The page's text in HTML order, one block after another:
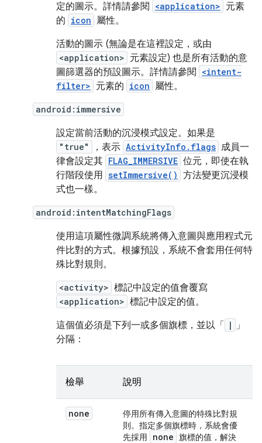
定的圖示。詳情請參閱
<application> 元素
的 icon 屬性。
活動的圖示 (無論是在這裡設定，或由
<application> 元素設定) 也是所有活動的意
圖篩選器的預設圖示。詳情請參閱
<intent-
filter> 元素的 icon 屬性。
android:immersive
設定當前活動的沉浸模式設定。如果是
"true" ，表示 ActivityInfo.flags 成員一
律會設定其 FLAG_IMMERSIVE 位元，即使在執
行階段使用 setImmersive() 方法變更沉浸模
式也一樣。
android:intentMatchingFlags
使用這項屬性微調系統將傳入意圖與應用程式元
件比對的方式。根據預設，系統不會套用任何特
殊比對規則。
<activity> 標記中設定的值會覆寫
<application> 標記中設定的值。
這個值必須是下列一或多個旗標，並以「
| 」
分隔：
檢舉 說明
none
停用所有傳入意圖的特殊比對規
則。指定多個旗標時，系統會優
先採用
none 旗標的值，解決